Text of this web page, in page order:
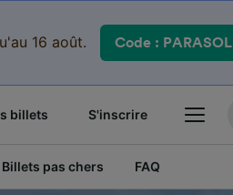
16 août. Code : PARASOL
billets S'inscrire
Billets pas chers FAQ